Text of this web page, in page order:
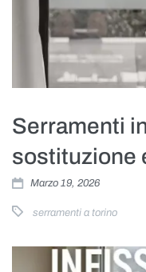
Serramenti
sostituzione
Marzo 19, 2026
serramenti a torino